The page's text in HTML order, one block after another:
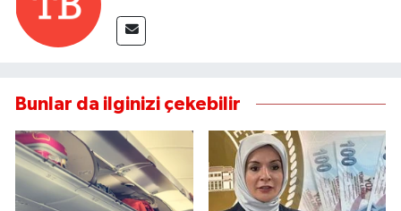
Bunlar da ilginizi çekebilir